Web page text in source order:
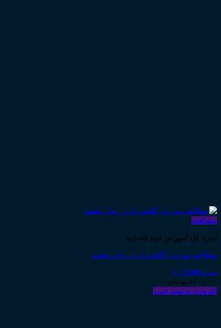
مشاهده
اداره کل آموزش قوه قضاییه
مطالعه موردی کلاهبرداری ـ چاپ هفتم
نمره 5.00 از 5
۲۱۰,۰۰۰ تومان
افزودن به سبد خرید